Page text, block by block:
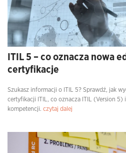
ITIL 5 – co oznacza nowa
certyfikacje
Szukasz informacji o ITIL 5? Sprawdź, jak
certyfikacji ITIL, co oznacza ITIL (Version 5)
kompetencji. czytaj dalej